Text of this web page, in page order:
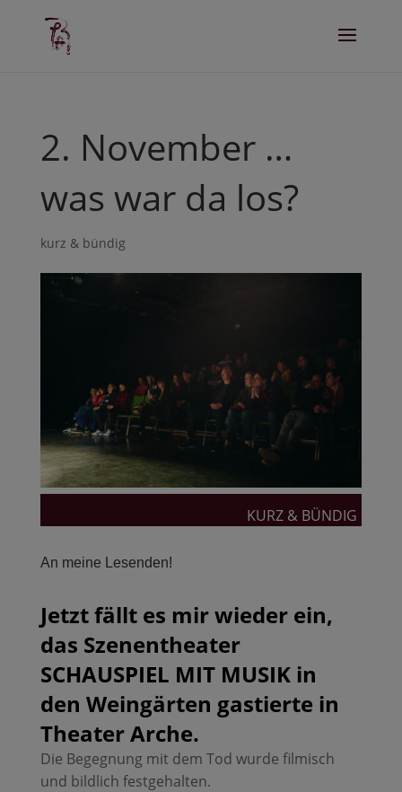
2. November …
was war da los?
kurz & bündig
KURZ & BÜNDIG
An meine Lesenden!
Jetzt fällt es mir wieder ein,
das Szenentheater
SCHAUSPIEL MIT MUSIK in
den Weingärten gastierte in
Theater Arche.
Die Begegnung mit dem Tod wurde filmisch
und bildlich festgehalten.